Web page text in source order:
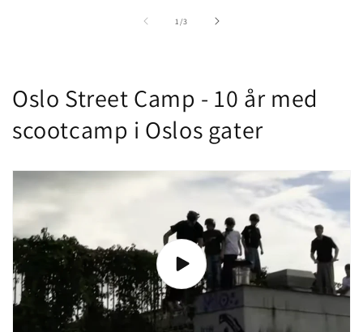
1 /of
3
Oslo Street Camp - 10 år med
scootcamp i Oslos gater